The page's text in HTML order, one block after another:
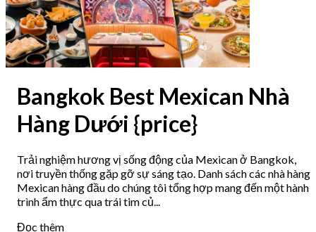
Bangkok Best Mexican Nhà
Hàng Dưới {price}
Trải nghiệm hương vị sống động của Mexican ở Bangkok,
nơi truyền thống gặp gỡ sự sáng tạo. Danh sách các nhà hàng
Mexican hàng đầu do chúng tôi tổng hợp mang đến một hành
trình ẩm thực qua trái tim củ...
Đọc thêm